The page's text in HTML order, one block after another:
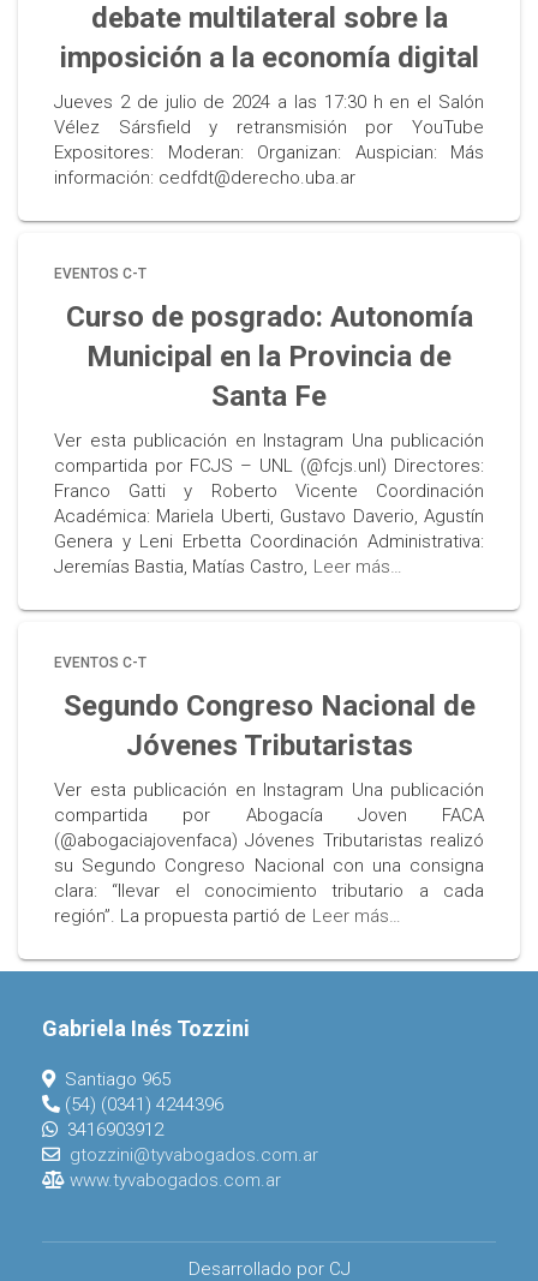
debate multilateral sobre la
imposición a la economía digital
Jueves 2 de julio de 2024 a las 17:30 h en el Salón
Vélez Sársfield y retransmisión por YouTube
Expositores: Moderan: Organizan: Auspician: Más
información: cedfdt@derecho.uba.ar
EVENTOS C-T
Curso de posgrado: Autonomía
Municipal en la Provincia de
Santa Fe
Ver esta publicación en Instagram Una publicación
compartida por FCJS – UNL (@fcjs.unl) Directores:
Franco Gatti y Roberto Vicente Coordinación
Académica: Mariela Uberti, Gustavo Daverio, Agustín
Genera y Leni Erbetta Coordinación Administrativa:
Jeremías Bastia, Matías Castro, Leer más…
EVENTOS C-T
Segundo Congreso Nacional de
Jóvenes Tributaristas
Ver esta publicación en Instagram Una publicación
compartida por Abogacía Joven FACA
(@abogaciajovenfaca) Jóvenes Tributaristas realizó
su Segundo Congreso Nacional con una consigna
clara: “llevar el conocimiento tributario a cada
región”. La propuesta partió de Leer más…
Gabriela Inés Tozzini
Santiago 965
(54) (0341) 4244396
3416903912
gtozzini@tyvabogados.com.ar
www.tyvabogados.com.ar
Desarrollado por CJ